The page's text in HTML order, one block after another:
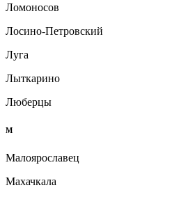
Ломоносов
Лосино-Петровский
Луга
Лыткарино
Люберцы
М
Малоярославец
Махачкала